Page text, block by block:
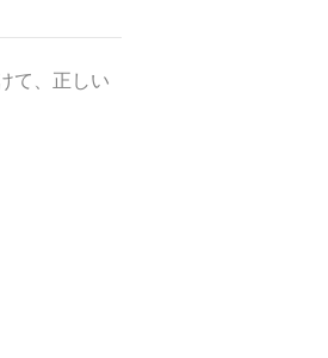
て、正しい